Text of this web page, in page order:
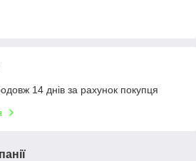
14 днів за рахунок покупця